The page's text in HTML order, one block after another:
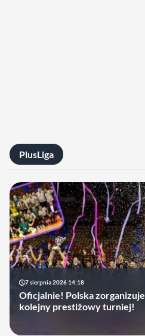
PlusLiga
7 sierpnia 2026 14:18
Oficjalnie! Polska zorganizuje
kolejny prestiżowy turniej!